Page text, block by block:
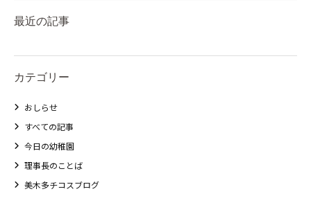
最近の記事
カテゴリー
おしらせ
すべての記事
今日の幼稚園
理事長のことば
美木多チコスブログ